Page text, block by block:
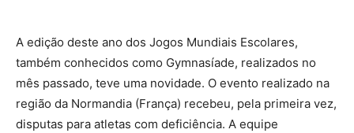
A edição deste ano dos Jogos Mundiais Escolares,
também conhecidos como Gymnasíade, realizados no
mês passado, teve uma novidade. O evento realizado na
região da Normandia (França) recebeu, pela primeira vez,
disputas para atletas com deficiência. A equipe